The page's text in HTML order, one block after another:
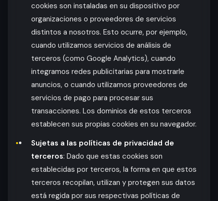
cookies son instaladas en su dispositivo por
organizaciones o proveedores de servicios
distintos a nosotros. Esto ocurre, por ejemplo,
cuando utilizamos servicios de análisis de
terceros (como Google Analytics), cuando
integramos redes publicitarias para mostrarle
anuncios, o cuando utilizamos proveedores de
servicios de pago para procesar sus
transacciones. Los dominios de estos terceros
establecen sus propias cookies en su navegador.
Sujetas a las políticas de privacidad de
terceros: Dado que estas cookies son
establecidas por terceros, la forma en que estos
terceros recopilan, utilizan y protegen sus datos
está regida por sus respectivas políticas de